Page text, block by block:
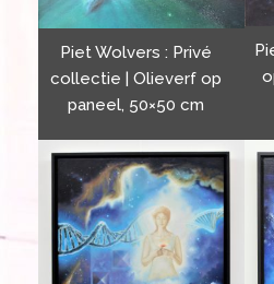
Piet Wolvers : Privé
collectie | Olieverf op
paneel, 50×50 cm